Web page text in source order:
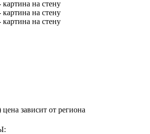
зависит от региона